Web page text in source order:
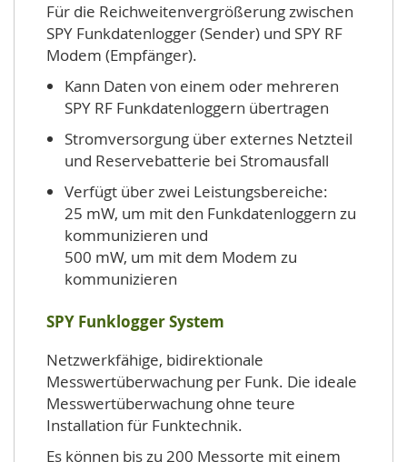
Für die Reichweitenvergrößerung zwischen
SPY Funkdatenlogger (Sender) und SPY RF
Modem (Empfänger).
Kann Daten von einem oder mehreren
SPY RF Funkdatenloggern übertragen
Stromversorgung über externes Netzteil
und Reservebatterie bei Stromausfall
Verfügt über zwei Leistungsbereiche:
25 mW, um mit den Funkdatenloggern zu
kommunizieren und
500 mW, um mit dem Modem zu
kommunizieren
SPY Funklogger System
Netzwerkfähige, bidirektionale
Messwertüberwachung per Funk. Die ideale
Messwertüberwachung ohne teure
Installation für Funktechnik.
Es können bis zu 200 Messorte mit einem